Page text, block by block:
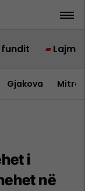
fundit Lajme
Gjakova
i
në